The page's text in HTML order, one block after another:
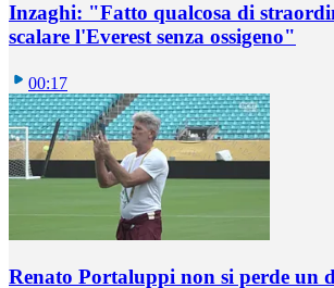
Inzaghi: "Fatto qualcosa di
scalare l'Everest senza ossigeno"
00:17
Renato Portaluppi non si perde un